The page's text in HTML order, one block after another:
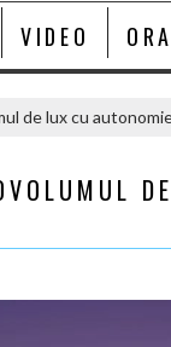
VIDEO
de lux cu